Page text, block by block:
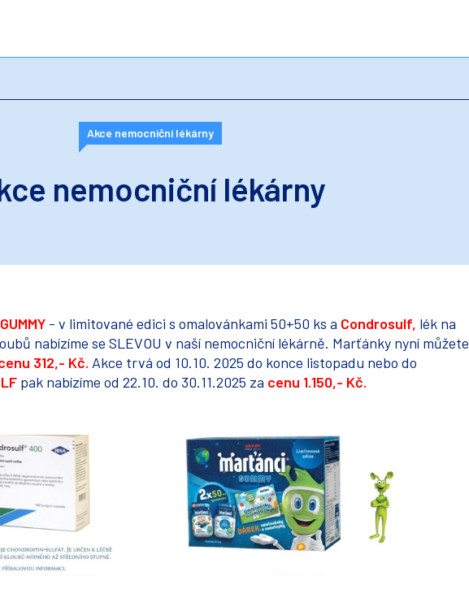
Akce nemocniční lékárny
nemocniční lékárny
- v limitované edici s omalovánkami 50+50 ks a Condrosulf, lék na
nabízíme se SLEVOU v naší nemocniční lékárně. Marťánky nyní můžete
312,- Kč. Akce trvá od 10.10. 2025 do konce listopadu nebo do
pak nabízíme od 22.10. do 30.11.2025 za cenu 1.150,- Kč.